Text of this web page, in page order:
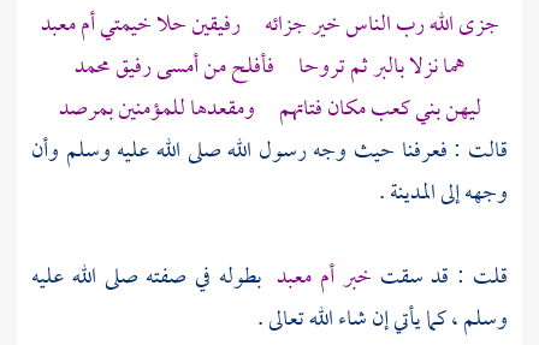
جزى الله رب الناس خير جزائه رفيقين حلا خيمتيأم معبد
هما نزلا بالبر ثم تروحا فأفلح من أمسى رفيقمحمد
ليهنبني كعبمكان فتاتهم ومقعدها للمؤمنين بمرصد
قالت : فعرفنا حيث وجه رسول الله صلى الله عليه وسلم وأن
وجهه إلىالمدينة.
قلت : قد سقت خبرأم معبد بطوله في صفته صلى الله عليه
وسلم ، كما يأتي إن شاء الله تعالى .